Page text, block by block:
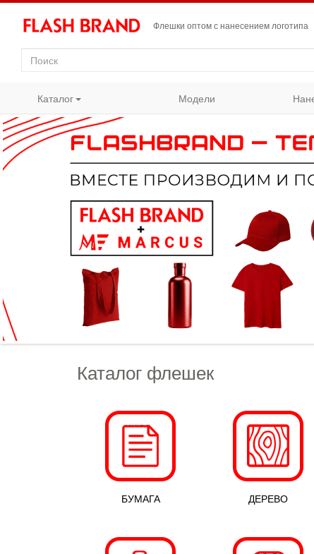
Флешки оптом с нанесением логотипа
Каталог Модели
Каталог флешек
БУМАГА ДЕРЕВО